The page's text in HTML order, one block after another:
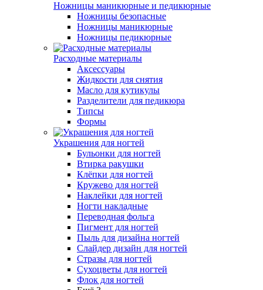
Ножницы маникюрные и педикюрные
Ножницы безопасные
Ножницы маникюрные
Ножницы педикюрные
Расходные материалы
Аксессуары
Жидкости для снятия
Масло для кутикулы
Разделители для педикюра
Типсы
Формы
Украшения для ногтей
Бульонки для ногтей
Втирка ракушки
Клёпки для ногтей
Кружево для ногтей
Наклейки для ногтей
Ногти накладные
Переводная фольга
Пигмент для ногтей
Пыль для дизайна ногтей
Слайдер дизайн для ногтей
Стразы для ногтей
Сухоцветы для ногтей
Флок для ногтей